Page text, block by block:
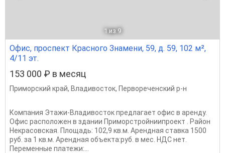
1 из 9
Офис, проспект Красного Знамени, 59, д. 59, 102 м²,
4/11 эт.
153 000 ₽ в месяц
Приморский край, Владивосток, Первореченский р-н
Компания Этажи-Владивосток предлагает офис в аренду.
Офис расположен в здании Приморстройниипроект . Район
Некрасовская. Площадь: 102,9 кв.м. Арендная ставка 1500
руб. за 1 кв.м. Арендная объекта:руб. в мес. НДС нет.
Переменные платежи:...